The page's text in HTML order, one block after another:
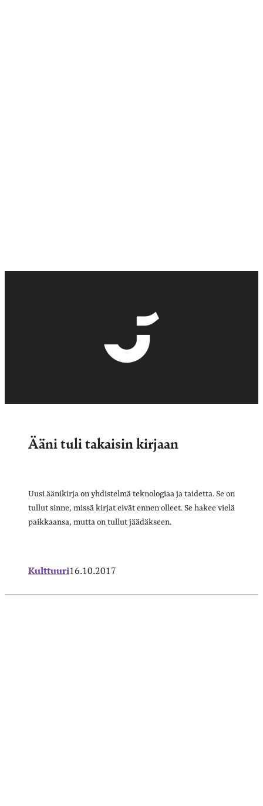
Ääni tuli takaisin kirjaan
Uusi äänikirja on yhdistelmä teknologiaa ja taidetta. Se on
tullut sinne, missä kirjat eivät ennen olleet. Se hakee vielä
paikkaansa, mutta on tullut jäädäkseen.
Kulttuuri16.10.2017